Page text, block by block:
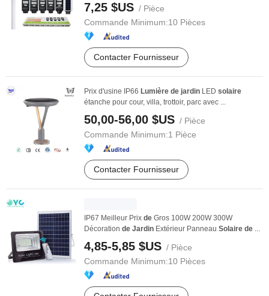
7,25 $US / Pièce
Commande Minimum:10 Pièces
Contacter Fournisseur
Prix d'usine IP66 Lumière de jardin LED solaire
étanche pour cour, villa, trottoir, parc avec ...
50,00-56,00 $US / Pièce
Commande Minimum:1 Pièce
Contacter Fournisseur
IP67 Meilleur Prix de Gros 100W 200W 300W
Décoration de Jardin Extérieur Panneau Solaire de ...
4,85-5,85 $US / Pièce
Commande Minimum:10 Pièces